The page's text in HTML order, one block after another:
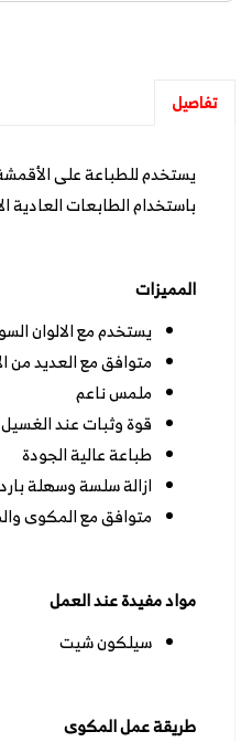
تفاصيل
يستخدم للطباعة على
باستخدام الطابعات العادية
المميزات
يستخدم مع الالوان
متوافق مع العديد من
ملمس ناعم
قوة وثبات عند الغسيل
طباعة عالية الجودة
ازالة سلسة وسهلة
متوافق مع المكوى
مواد مفيدة عند العمل
سيلكون شيت
طريقة عمل المكوى